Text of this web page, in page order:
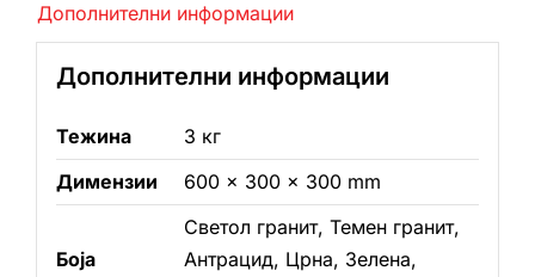
Дополнителни информации
Дополнителни информации
Тежина
3 кг
Димензии
600 × 300 × 300 mm
Боја
Светол гранит, Темен гранит,
Антрацид, Црнa, Зелена,